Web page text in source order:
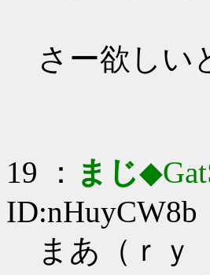
さー欲しい
19 ： まじ
ID:nHuyCW8b
まあ（ｒｙ